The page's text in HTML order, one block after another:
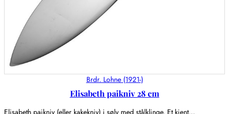
Brdr. Lohne (1921-)
Elisabeth paikniv 28 cm
Elisabeth paikniv (eller kakekniv) i sølv med stålklinge. Et kjent…